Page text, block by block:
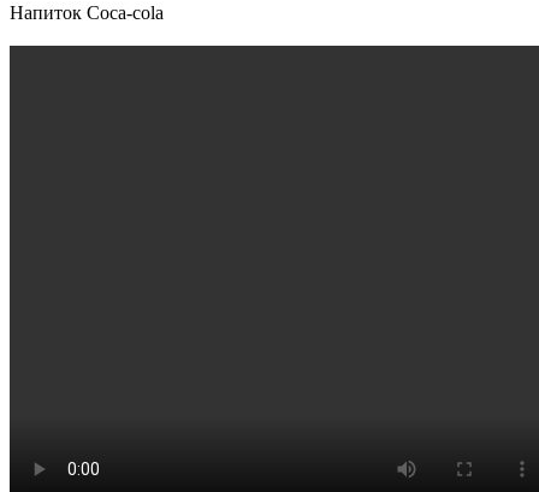
Напиток Coca-cola